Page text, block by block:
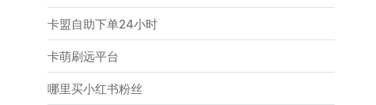
卡盟自助下单24小时
卡萌刷远平台
哪里买小红书粉丝